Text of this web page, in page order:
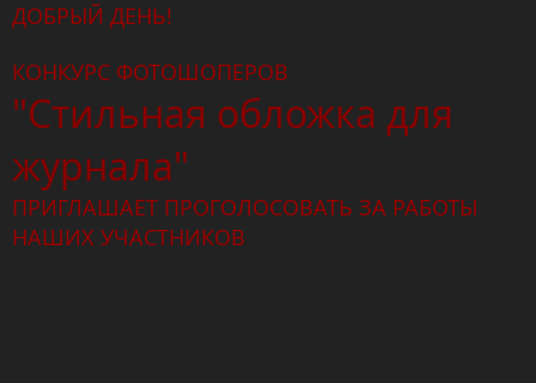
ДОБРЫЙ ДЕНЬ!
КОНКУРС ФОТОШОПЕРОВ
"Стильная обложка для
журнала"
ПРИГЛАШАЕТ ПРОГОЛОСОВАТЬ ЗА РАБОТЫ
НАШИХ УЧАСТНИКОВ